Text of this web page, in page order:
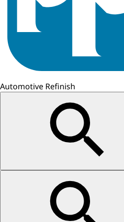
Automotive Refinish